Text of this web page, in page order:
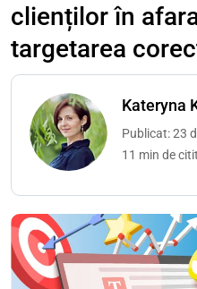
clienților în
targetarea
Kateryna
Publicat: 23
11 min de citit